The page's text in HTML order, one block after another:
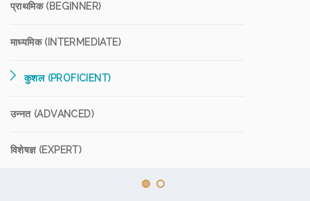
प्राथमिक (BEGINNER)
माध्यमिक (INTERMEDIATE)
कुशल (PROFICIENT)
उन्नत (ADVANCED)
विशेषज्ञ (EXPERT)